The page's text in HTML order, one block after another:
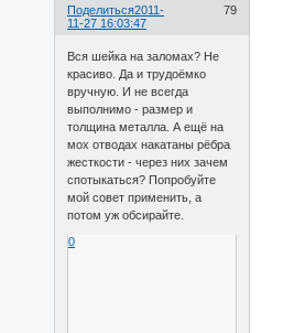
Поделиться 79
2011-
11-27 16:03:47
Вся шейка на заломах? Не
красиво. Да и трудоёмко
вручную. И не всегда
выполнимо - размер и
толщина металла. А ещё на
мох отводах накатаны рёбра
жесткости - через них зачем
спотыкаться? Попробуйте
мой совет применить, а
потом уж обсирайте.
0